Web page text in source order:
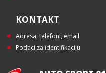
KONTAKT
Adresa, telefoni, email
Podaci za identifikaciju